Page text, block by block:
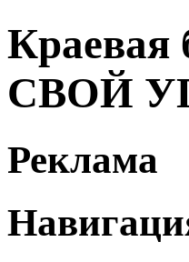
Краевая
СВОЙ
Реклама